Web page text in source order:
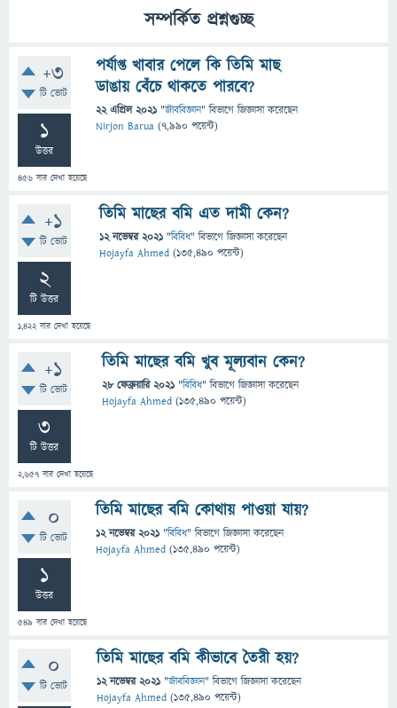
সম্পর্কিত প্রশ্নগুচ্ছ
+3
টি ভোট
1
উত্তর
456 বার দেখা হয়েছে
পর্যাপ্ত খাবার পেলে কি তিমি মাছ
ডাঙায় বেঁচে থাকতে পারবে?
22 এপ্রিল 2021 "জীববিজ্ঞান" বিভাগে জিজ্ঞাসাকরেছেন
Nirjon Barua (7,990 পয়েন্ট)
+1
টি ভোট
2
টি উত্তর
1,422 বার দেখা হয়েছে
তিমি মাছের বমি এত দামী কেন?
12 নভেম্বর 2021 "বিবিধ" বিভাগে জিজ্ঞাসাকরেছেন
Hojayfa Ahmed (135,490 পয়েন্ট)
+1
টি ভোট
3
টি উত্তর
2,657 বার দেখা হয়েছে
তিমি মাছের বমি খুব মূল্যবান কেন?
28 ফেব্রুয়ারি 2021 "বিবিধ" বিভাগে জিজ্ঞাসাকরেছেন
Hojayfa Ahmed (135,490 পয়েন্ট)
0
টি ভোট
1
উত্তর
549 বার দেখা হয়েছে
তিমি মাছের বমি কোথায় পাওয়া যায়?
12 নভেম্বর 2021 "বিবিধ" বিভাগে জিজ্ঞাসাকরেছেন
Hojayfa Ahmed (135,490 পয়েন্ট)
0
টি ভোট
তিমি মাছের বমি কীভাবে তৈরী হয়?
12 নভেম্বর 2021 "জীববিজ্ঞান" বিভাগে জিজ্ঞাসাকরেছেন
Hojayfa Ahmed (135,490 পয়েন্ট)